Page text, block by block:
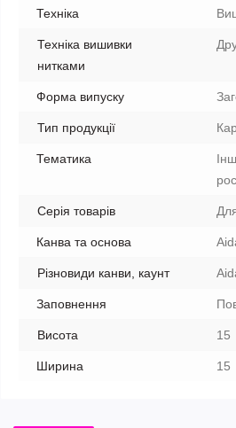
Техніка
Техніка вишивки
нитками
Форма випуску
Тип продукції
Тематика
Серія товарів
Канва та основа
Різновиди канви, каунт
Заповнення
Висота 15
Ширина 15